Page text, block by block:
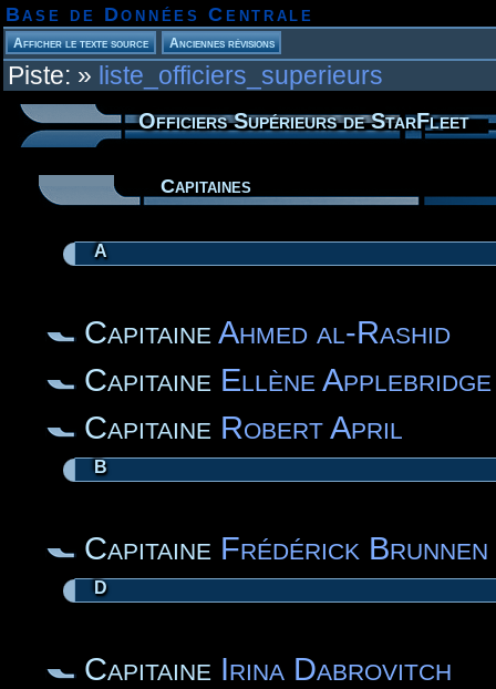
Base de Données Centrale
Piste: » liste_officiers_superieurs
Officiers Supérieurs de StarFleet
Capitaines
A
Capitaine Ahmed al-Rashid
Capitaine Ellène Applebridge
Capitaine Robert April
B
Capitaine Frédérick Brunnen
D
Capitaine Irina Dabrovitch